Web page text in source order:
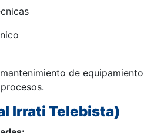
de equipamiento
Irrati Telebista)